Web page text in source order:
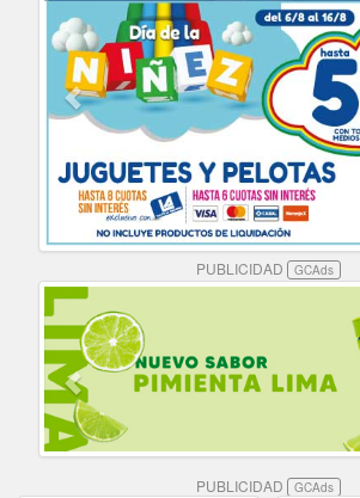
PUBLICIDAD GCAds
PUBLICIDAD GCAds